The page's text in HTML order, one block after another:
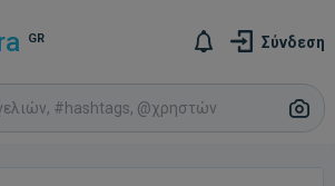
GR Σύνδεση